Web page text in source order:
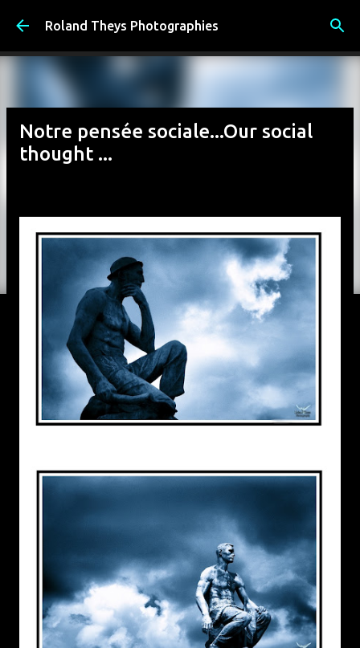
Accéder au contenu principal
Roland Theys Photographies
Notre pensée sociale...Our social
thought ...